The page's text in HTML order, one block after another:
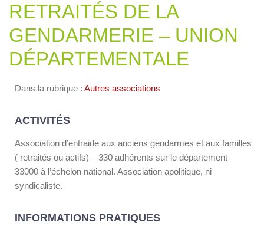
RETRAITÉS DE LA
GENDARMERIE – UNION
DÉPARTEMENTALE
Dans la rubrique : Autres associations
ACTIVITÉS
Association d’entraide aux anciens gendarmes et aux familles
( retraités ou actifs) – 330 adhérents sur le département –
33000 à l’échelon national. Association apolitique, ni
syndicaliste.
INFORMATIONS PRATIQUES